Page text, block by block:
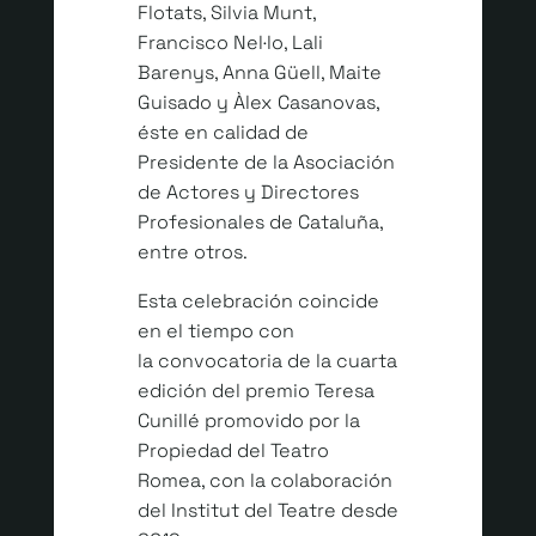
Flotats, Silvia Munt,
Francisco Nel·lo, Lali
Barenys, Anna Güell, Maite
Guisado y Àlex Casanovas,
éste en calidad de
Presidente de la Asociación
de Actores y Directores
Profesionales de Cataluña,
entre otros.
Esta celebración coincide
en el tiempo con
la convocatoria de la cuarta
edición del premio Teresa
Cunillé promovido por la
Propiedad del Teatro
Romea, con la colaboración
del Institut del Teatre desde